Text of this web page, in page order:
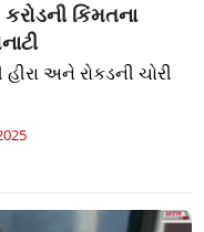
કિંમતના
અને રોકડની ચોરી